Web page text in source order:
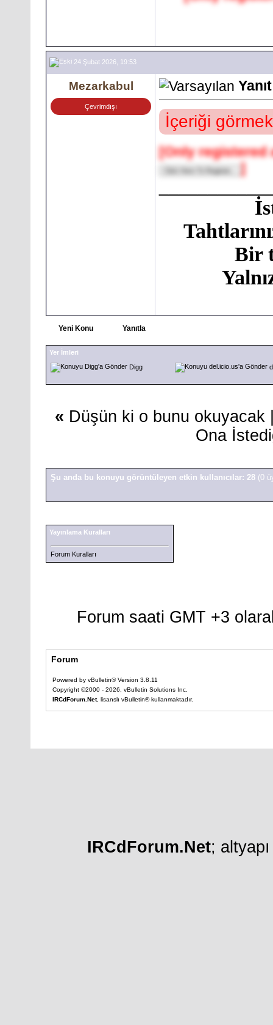
24 Şubat 2026, 19:53
Mezarkabul
Çevrimdışı
İçeriği
[Only registered
]
Bir
Yeni Konu Yanıtla
Yer İmleri
Digg
« Düşün ki o bunu okuyacak
Ona
Şu anda bu konuyu görüntüleyen etkin kullanıcılar: 28 (0
Yayınlama Kuralları
Forum Kuralları
Forum saati GMT +3
Forum
Powered by vBulletin® Version 3.8.11
Copyright ©2000 - 2026, vBulletin Solutions Inc.
IRCdForum.Net, lisanslı vBulletin® kullanmaktadır.
IRCdForum.Net;